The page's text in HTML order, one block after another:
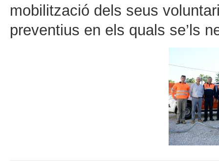
mobilització dels seus
preventius en els quals se’ls